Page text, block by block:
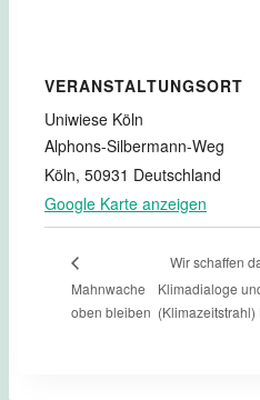
VERANSTALTUNGSORT
Uniwiese Köln
Alphons-Silbermann-Weg
Köln, 50931 Deutschland
Google Karte anzeigen
Mahnwache
oben bleiben
Wir schaffen
Klimadialoge
(Klimazeitstrahl)